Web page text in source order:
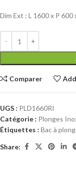
Dim Ext : L 1600 x P
Comparer
UGS : PLD1660RI
Catégorie : Plonges
Étiquettes : Bac à
Share: